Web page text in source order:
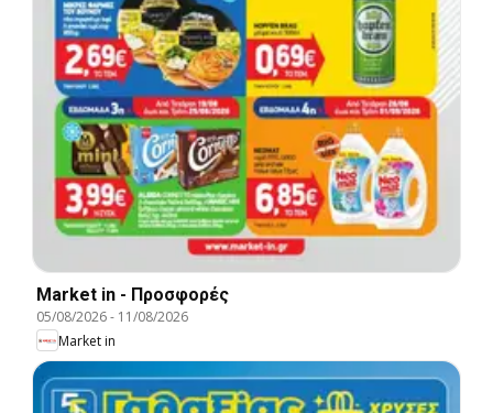
Market in - Προσφορές
05/08/2026- 11/08/2026
Market in